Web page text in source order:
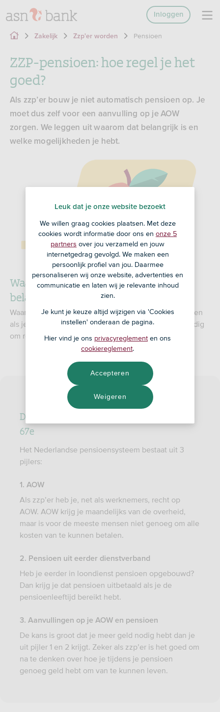
Inloggen
Zakelijk Zzp'er worden Pensioen
ZZP-pensioen: hoe regel je het
goed?
Als zzp’er bouw je niet automatisch pensioen op. Je
moet dus zelf voor een aanvulling op je AOW
zorgen. We leggen uit waarom dat belangrijk is en
welke mogelijkheden je hebt.
Waarom is pensioen opbouwen
belangrijk?
Waarschijnlijk wil je ooit stoppen met werken. Misschien
als je 67 bent, of al eerder of later. Dan heb je geld nodig
om rond te komen.
Deze inkomsten kun je verwachten na je
67e
Het Nederlandse pensioensysteem bestaat uit 3
pijlers:
1. AOW
Als zzp’er heb je, net als werknemers, recht op
AOW. AOW krijg je maandelijks van de overheid,
maar is voor de meeste mensen niet genoeg om alle
kosten van te kunnen betalen.
2. Pensioen uit eerder dienstverband
Heb je eerder in loondienst pensioen opgebouwd?
Dan krijg je dat pensioen uitbetaald als je de
pensioenleeftijd bereikt hebt.
3. Aanvullingen op je AOW en pensioen
De kans is groot dat je meer geld nodig hebt dan je
uit pijler 1 en 2 krijgt. Zeker als zzp’er is het goed om
na te denken over hoe je tijdens je pensioen
genoeg geld hebt om van te kunnen leven.
Leuk dat je onze website bezoekt
We willen graag cookies plaatsen. Met deze
cookies wordt informatie door ons en onze 5
partners over jou verzameld en jouw
internetgedrag gevolgd. We maken een
persoonlijk profiel van jou. Daarmee
personaliseren wij onze website, advertenties en
communicatie en laten wij je relevante inhoud
zien.
Je kunt je keuze altijd wijzigen via 'Cookies
instellen' onderaan de pagina.
Hier vind je ons privacyreglement en ons
cookiereglement.
Weigeren
Accepteren